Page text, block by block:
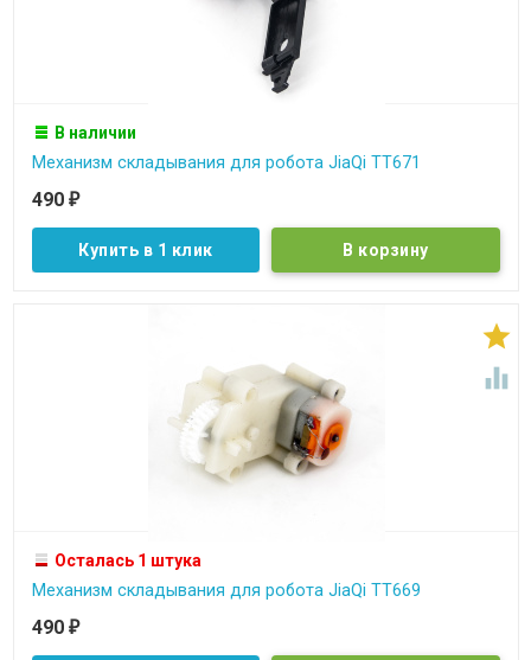
В наличии
Механизм складывания для робота JiaQi TT671
490 ₽
Купить в 1 клик


Осталась 1 штука
Механизм складывания для робота JiaQi TT669
490 ₽